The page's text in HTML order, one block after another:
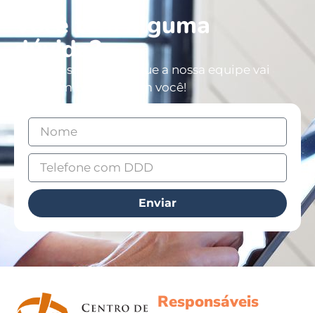
Você tem alguma
dúvida?
Deixe os seus dados que a nossa equipe vai
entrar em contato com você!
Enviar
Responsáveis